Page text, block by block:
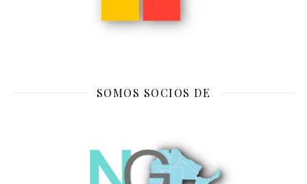
SOMOS SOCIOS DE